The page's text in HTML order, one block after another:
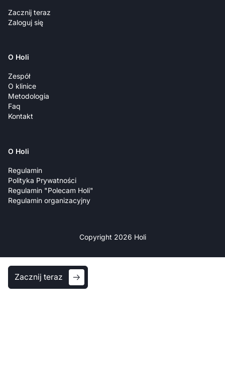
Zacznij teraz
Zaloguj się
O Holi
Zespół
O klinice
Metodologia
Faq
Kontakt
O Holi
Regulamin
Polityka Prywatności
Regulamin "Polecam Holi"
Regulamin organizacyjny
Copyright 2026 Holi
Zacznij teraz